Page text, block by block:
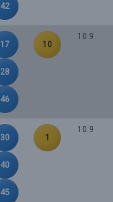
42
17
28
46
10
10.9
30
40
45
1
10.9